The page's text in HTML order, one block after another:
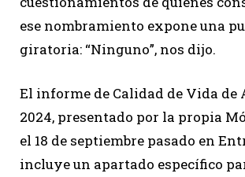
ese nombramiento expone una
giratoria: “Ninguno”, nos dijo.
El informe de Calidad de Vida de
2024, presentado por la propia
el 18 de septiembre pasado en
incluye un apartado específico